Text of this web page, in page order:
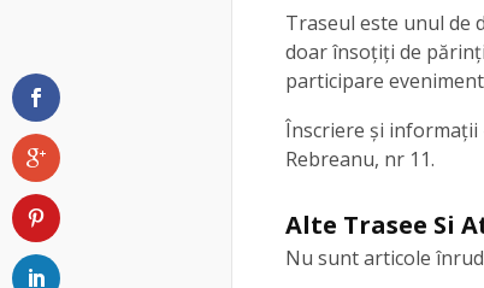
Traseul este unul de
doar însoțiți de
participare
Înscriere și informații
Rebreanu, nr 11.
Alte Trasee Si
Nu sunt articole